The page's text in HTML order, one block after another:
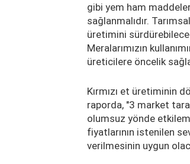
gibi yem ham
sağlanmalıdır.
üretimini
Meralarımızın
üreticilere öncelik
Kırmızı et üretiminin
raporda, "3 market
olumsuz yönde
fiyatlarının istenilen
verilmesinin uygun